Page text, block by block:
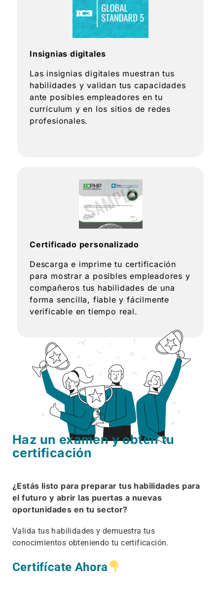
Insignias digitales
Las insignias digitales muestran tus
habilidades y validan tus capacidades
ante posibles empleadores en tu
currículum y en los sitios de redes
profesionales.
Certificado personalizado
Descarga e imprime tu certificación
para mostrar a posibles empleadores y
compañeros tus habilidades de una
forma sencilla, fiable y fácilmente
verificable en tiempo real.
Haz un examen y obtén tu
certificación
¿Estás listo para preparar tus habilidades para
el futuro y abrir las puertas a nuevas
oportunidades en tu sector?
Valida tus habilidades y demuestra tus
conocimientos obteniendo tu certificación.
Certifícate Ahora